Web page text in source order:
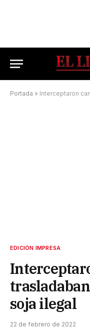
Portada » Interceptaron
EDICIÓN IMPRESA
soja ilegal
22 de febrero de 2022